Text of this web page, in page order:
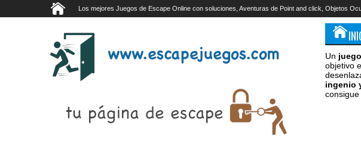
Los mejores Juegos de Escape Online con soluciones, Aventuras de Point and click, Objetos
Un
objetivo
ingenio